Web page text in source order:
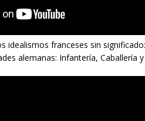
idealismos franceses sin
alemanas: Infantería, Caballería